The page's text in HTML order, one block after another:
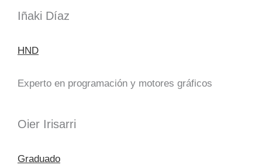
Iñaki Díaz
HND
Experto en programación y motores gráficos
Oier Irisarri
Graduado